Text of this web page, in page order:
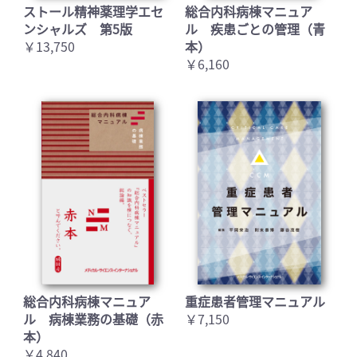
ストール精神薬理学エセ
ンシャルズ 第5版
￥13,750
総合内科病棟マニュア
ル 疾患ごとの管理（青
本）
￥6,160
総合内科病棟マニュア
ル 病棟業務の基礎（赤
本）
重症患者管理マニュアル
￥7,150